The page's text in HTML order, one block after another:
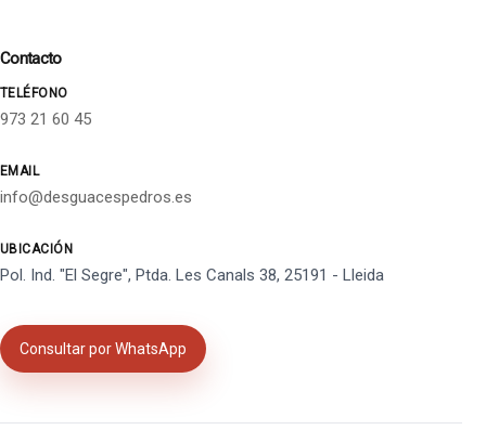
Contacto
TELÉFONO
973 21 60 45
EMAIL
info@desguacespedros.es
UBICACIÓN
Pol. Ind. "El Segre", Ptda. Les Canals 38, 25191 - Lleida
Consultar por WhatsApp